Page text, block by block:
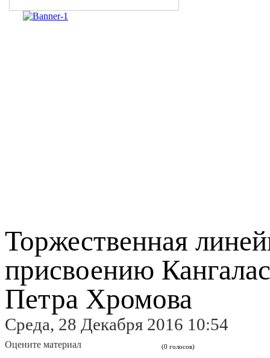
Торжественная
присвоению
Петра Хромова
Среда, 28 Декабря 2016 10:54
Оцените материал (0 голосов)